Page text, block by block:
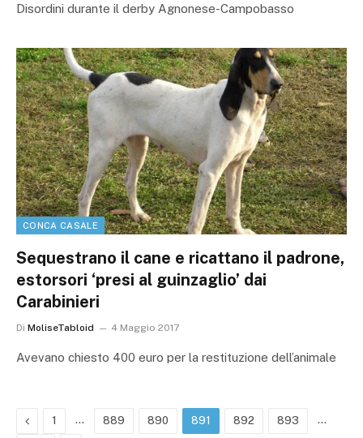
Disordini durante il derby Agnonese-Campobasso
CONCA CASALE
Sequestrano il cane e ricattano il padrone,
estorsori ‘presi al guinzaglio’ dai
Carabinieri
Di MoliseTabloid 4 Maggio 2017
Avevano chiesto 400 euro per la restituzione dell’animale
Precedente
1 … 889 890 891 892 893 …